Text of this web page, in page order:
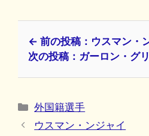
← 前の投稿：ウスマン・
次の投稿：ガーロン・グ
カ
テ
外国籍選手
ウスマン・ンジャイ